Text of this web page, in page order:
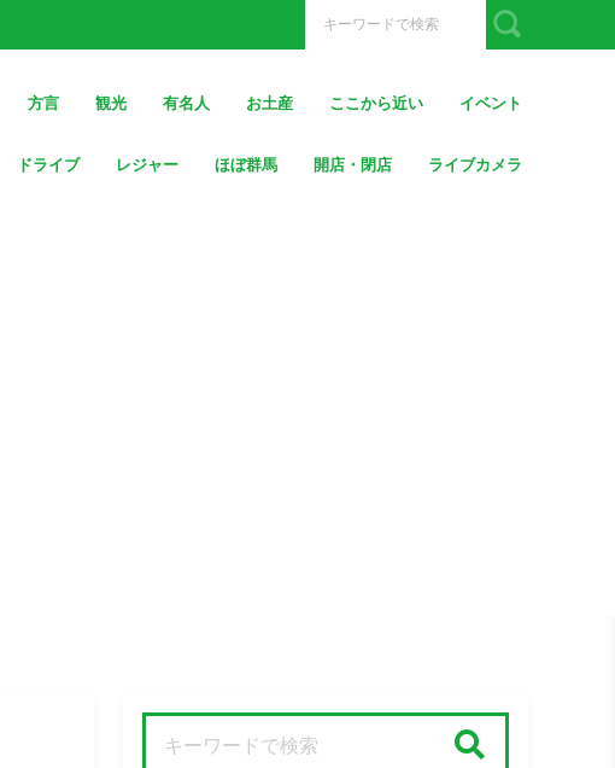
方言 観光 有名人 お土産 ここから近い イベント
ドライブ レジャー ほぼ群馬 開店・閉店 ライブカメラ